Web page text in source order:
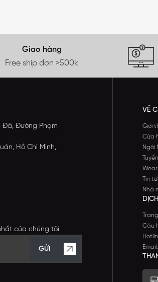
Giao hàng
Free ship đơn >500k
Đà, Đường Phạm
Hồ Chí Minh,
của chúng tôi
GỬI
VỀ
Giới
Cửa
Ngôi
Tin
Nhà
Câu